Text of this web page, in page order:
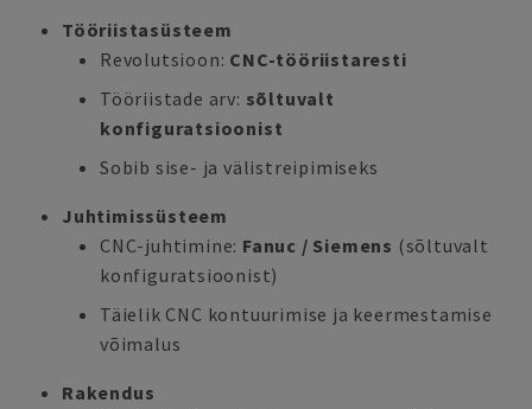
Tööriistasüsteem
Revolutsioon: CNC-tööriistaresti
Tööriistade arv: sõltuvalt
konfiguratsioonist
Sobib sise- ja välistreipimiseks
Juhtimissüsteem
CNC-juhtimine: Fanuc / Siemens (sõltuvalt
konfiguratsioonist)
Täielik CNC kontuurimise ja keermestamise
võimalus
Rakendus